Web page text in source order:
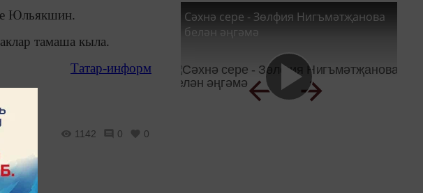
Юльякшин.
тамаша кыла.
Татар-информ
1142 0 0
Сәхнә сере - Зөлфия Нигъмәтҗанова
белән әңгәмә